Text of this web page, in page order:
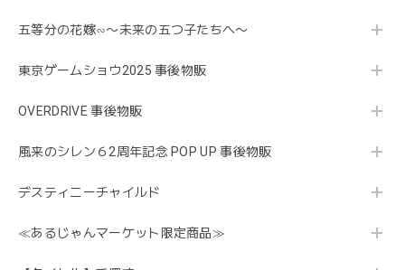
五等分の花嫁∽〜未来の五つ子たちへ〜
東京ゲームショウ2025 事後物販
OVERDRIVE 事後物販
風来のシレン６2周年記念 POP UP 事後物販
デスティニーチャイルド
≪あるじゃんマーケット限定商品≫